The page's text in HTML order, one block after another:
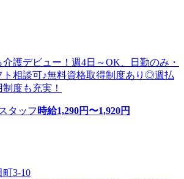
護デビュー！週4日～OK、日勤のみ・
ト相談可♪無料資格取得制度あり◎週払
度も充実！
タッフ 時給1,290円〜1,920円
3-10